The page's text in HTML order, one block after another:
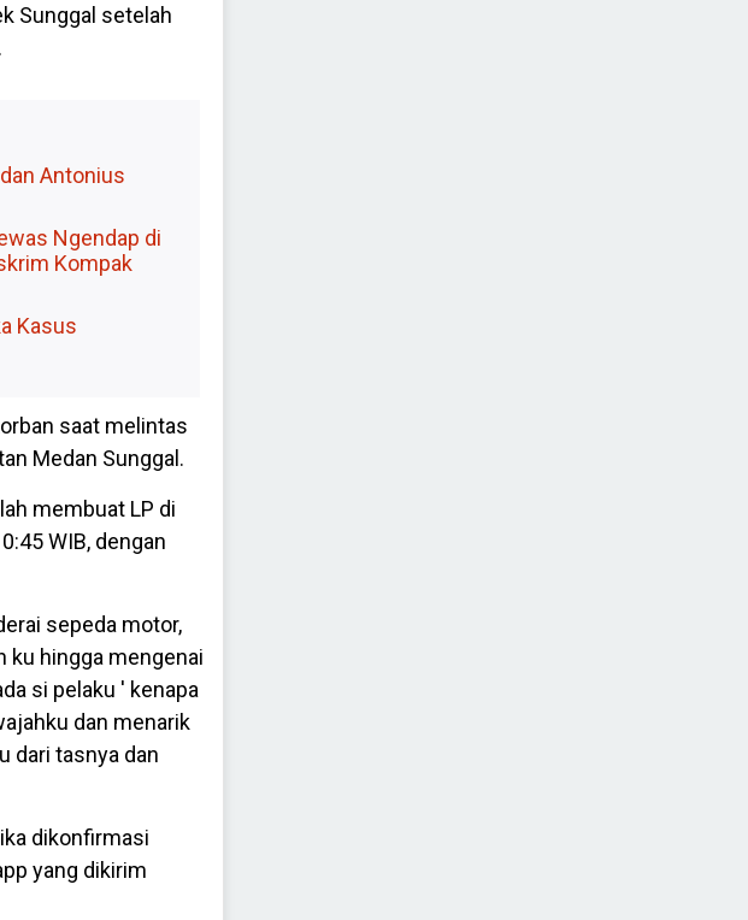
Sunggal setelah
Antonius
Ngendap di
Kompak
Kasus
saat melintas
Medan Sunggal.
membuat LP di
WIB, dengan
sepeda motor,
ku hingga mengenai
si pelaku ' kenapa
dan menarik
dari tasnya dan
dikonfirmasi
yang dikirim